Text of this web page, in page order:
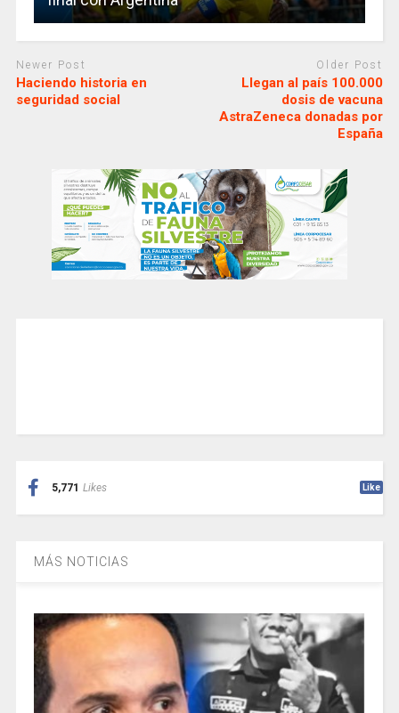
Newer Post
Haciendo historia en
seguridad social
Older Post
Llegan al país 100.000
dosis de vacuna
AstraZeneca donadas por
España
5,771 Likes Like
MÁS NOTICIAS